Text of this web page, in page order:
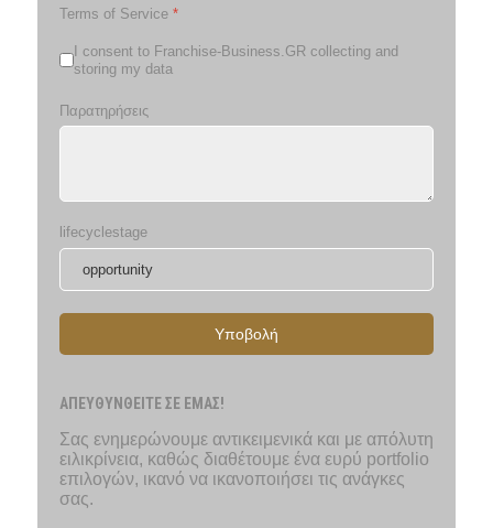
Terms of Service *
I consent to Franchise-Business.GR collecting and
storing my data
Παρατηρήσεις
lifecyclestage
Υποβολή
ΑΠΕΥΘΥΝΘΕΙΤΕ ΣΕ ΕΜΑΣ!
Σας ενημερώνουμε αντικειμενικά και με απόλυτη
ειλικρίνεια, καθώς διαθέτουμε ένα ευρύ portfolio
επιλογών, ικανό να ικανοποιήσει τις ανάγκες
σας.